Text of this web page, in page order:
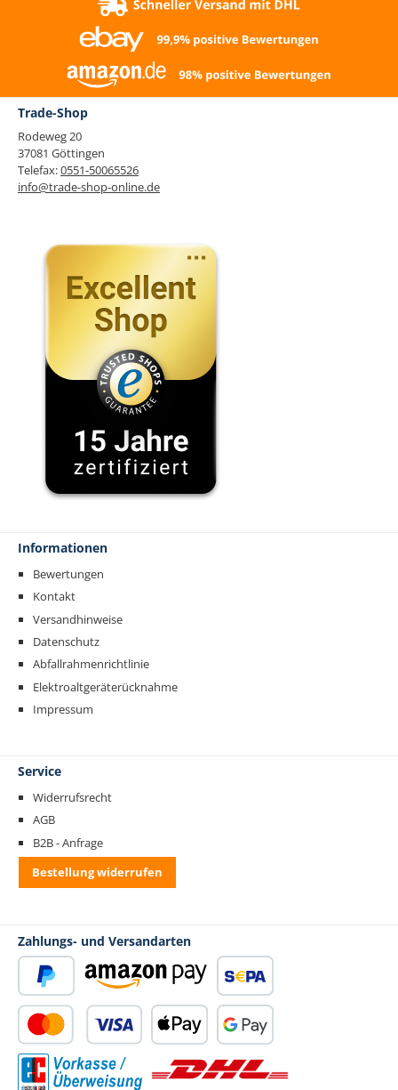
Trade-Shop
Rodeweg 20
37081 Göttingen
Telefax:0551-50065526
info@trade-shop-online.de
Informationen
Bewertungen
Kontakt
Versandhinweise
Datenschutz
Abfallrahmenrichtlinie
Elektroaltgeräterücknahme
Impressum
Service
Widerrufsrecht
AGB
B2B - Anfrage
Bestellung widerrufen
Zahlungs- und Versandarten
PayPal Amazon Pay
Kredit- oder Debitkarte
SEPA Lastschrift